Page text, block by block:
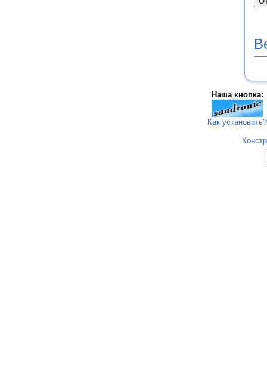
Наша кнопка:
Как установить?